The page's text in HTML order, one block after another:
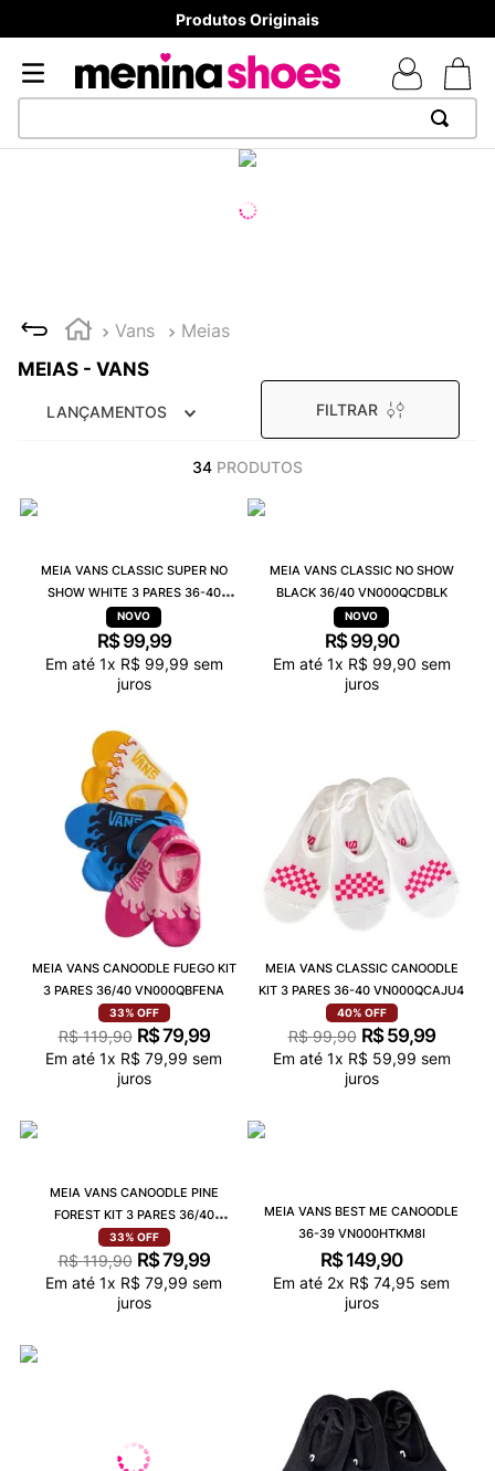
Produtos Originais
Vans
Meias
MEIAS - VANS
LANÇAMENTOS FILTRAR
34 PRODUTOS
MEIA VANS CLASSIC SUPER NO
SHOW WHITE 3 PARES 36-40
VN000QBZWHTC
R$ 99,99
Em até 1x R$ 99,99 sem
juros
MEIA VANS CLASSIC NO SHOW
BLACK 36/40 VN000QCDBLK
R$ 99,90
Em até 1x R$ 99,90 sem
juros
MEIA VANS CANOODLE FUEGO KIT
3 PARES 36/40 VN000QBFENA
33% OFF
R$ 119,90 R$79,99
Em até 1x R$ 79,99 sem
juros
MEIA VANS CLASSIC CANOODLE
KIT 3 PARES 36-40 VN000QCAJU4
40% OFF
R$ 99,90 R$ 59,99
Em até 1x R$ 59,99 sem
juros
MEIA VANS CANOODLE PINE
FOREST KIT 3 PARES 36/40
VN000QBFEN6
33% OFF
R$ 119,90 R$79,99
Em até 1x R$ 79,99 sem
juros
MEIA VANS BEST ME CANOODLE
36-39 VN000HTKM8I
R$ 149,90
Em até 2x R$ 74,95 sem
juros
MELISSA SLIDE
VANS TÊNIS VANS ULTRARANGE